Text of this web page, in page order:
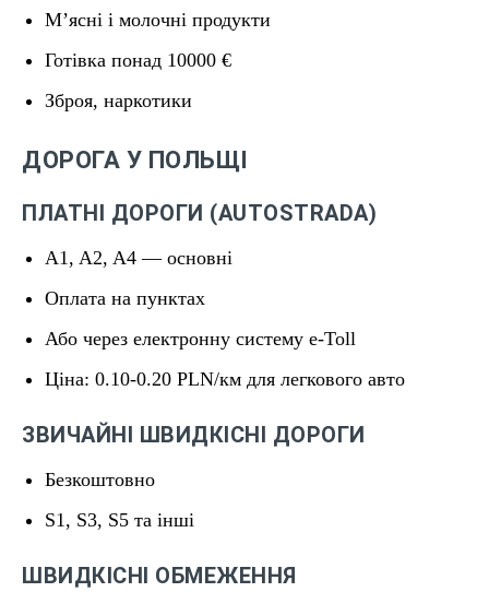
М’ясні і молочні продукти
Готівка понад 10000 €
Зброя, наркотики
ДОРОГА У ПОЛЬЩІ
ПЛАТНІ ДОРОГИ (AUTOSTRADA)
A1, A2, A4 — основні
Оплата на пунктах
Або через електронну систему e-Toll
Ціна: 0.10-0.20 PLN/км для легкового авто
ЗВИЧАЙНІ ШВИДКІСНІ ДОРОГИ
Безкоштовно
S1, S3, S5 та інші
ШВИДКІСНІ ОБМЕЖЕННЯ